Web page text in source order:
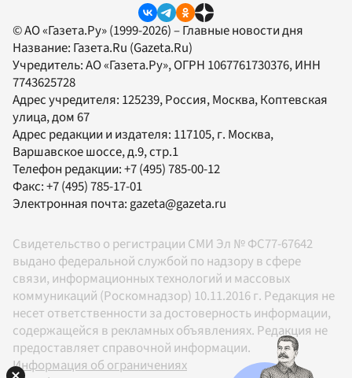
© АО «Газета.Ру» (1999-2026) – Главные новости дня
Название: Газета.Ru (Gazeta.Ru)
Учредитель:АО «Газета.Ру», ОГРН 1067761730376, ИНН
7743625728
Адрес учредителя: 125239, Россия, Москва, Коптевская
улица, дом 67
Адрес редакции и издателя: 117105, г. Москва,
Варшавское шоссе, д.9, стр.1
Телефон редакции:+7 (495) 785-00-12
Факс:+7 (495) 785-17-01
Электронная почта:gazeta@gazeta.ru
Свидетельство о регистрации СМИ Эл № ФС77-67642
выдано федеральной службой по надзору в сфере
связи, информационных технологий и массовых
коммуникаций (Роскомнадзор) 10.11.2016 г. Редакция не
несет ответственности за достоверность информации,
содержащейся в рекламных объявлениях. Редакция не
предоставляет справочной информации.
Информация об ограничениях